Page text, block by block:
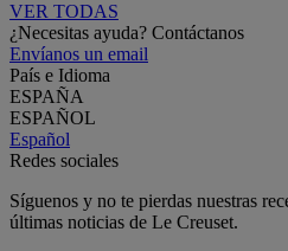
VER TODAS
¿Necesitas ayuda? Contáctanos
Envíanos un email
País e Idioma
ESPAÑA
ESPAÑOL
Español
Redes sociales
Síguenos y no te pierdas nuestras
últimas noticias de Le Creuset.